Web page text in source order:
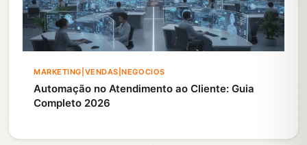
MARKETING|VENDAS|NEGOCIOS
Automação no Atendimento ao Cliente: Guia
Completo 2026